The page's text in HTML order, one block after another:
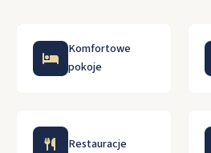
Komfortowe
pokoje
Restauracje